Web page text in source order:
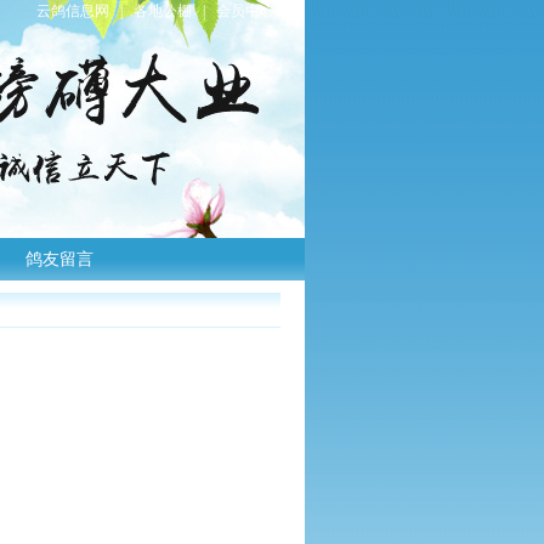
云鸽信息网 | 各地公棚 会员中心
鸽友留言